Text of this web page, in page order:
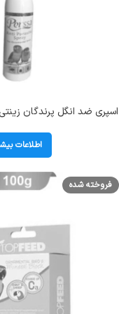
اطلاعات
فروخته شده